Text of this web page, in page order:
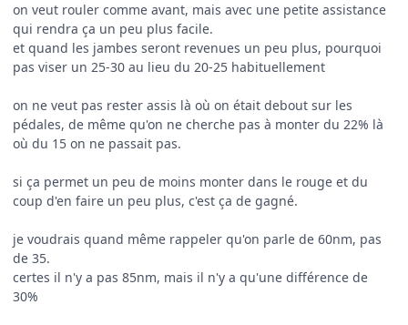
on veut rouler comme avant, mais avec une petite assistance
qui rendra ça un peu plus facile.
et quand les jambes seront revenues un peu plus, pourquoi
pas viser un 25-30 au lieu du 20-25 habituellement
on ne veut pas rester assis là où on était debout sur les
pédales, de même qu'on ne cherche pas à monter du 22% là
où du 15 on ne passait pas.
si ça permet un peu de moins monter dans le rouge et du
coup d'en faire un peu plus, c'est ça de gagné.
je voudrais quand même rappeler qu'on parle de 60nm, pas
de 35.
certes il n'y a pas 85nm, mais il n'y a qu'une différence de
30%